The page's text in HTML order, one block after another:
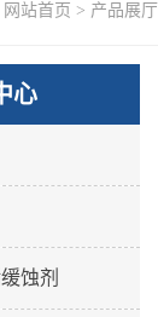
网站首页 > 产品展厅
心
蚀剂